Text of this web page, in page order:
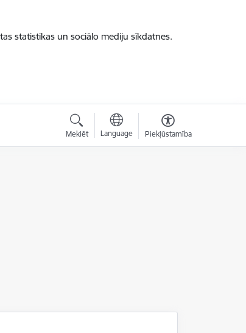
statistikas un sociālo mediju sīkdatnes.
Meklēt Language Piekļūstamība